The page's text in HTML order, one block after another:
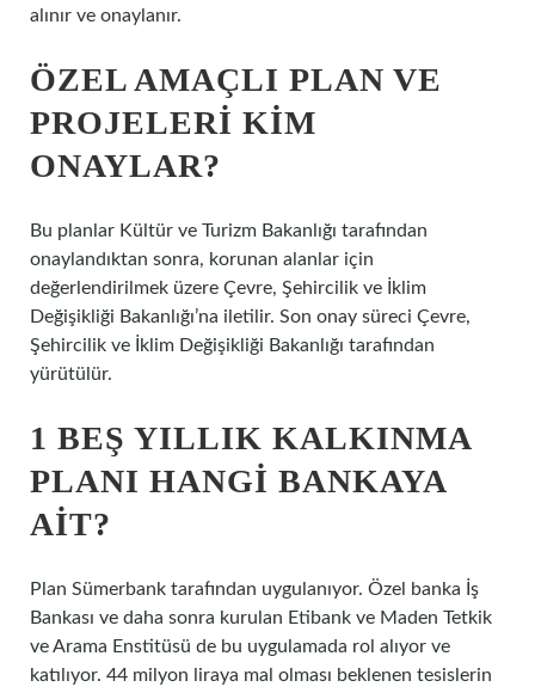
alınır ve onaylanır.
ÖZEL AMAÇLI PLAN VE
PROJELERI KIM
ONAYLAR?
Bu planlar Kültür ve Turizm Bakanlığı tarafından
onaylandıktan sonra, korunan alanlar için
değerlendirilmek üzere Çevre, Şehircilik ve İklim
Değişikliği Bakanlığı’na iletilir. Son onay süreci Çevre,
Şehircilik ve İklim Değişikliği Bakanlığı tarafından
yürütülür.
1 BEŞ YILLIK KALKINMA
PLANI HANGI BANKAYA
AIT?
Plan Sümerbank tarafından uygulanıyor. Özel banka İş
Bankası ve daha sonra kurulan Etibank ve Maden Tetkik
ve Arama Enstitüsü de bu uygulamada rol alıyor ve
katılıyor. 44 milyon liraya mal olması beklenen tesislerin